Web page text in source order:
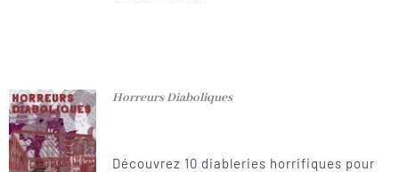
Horreurs Diaboliques
Découvrez 10 diableries horrifiques pour